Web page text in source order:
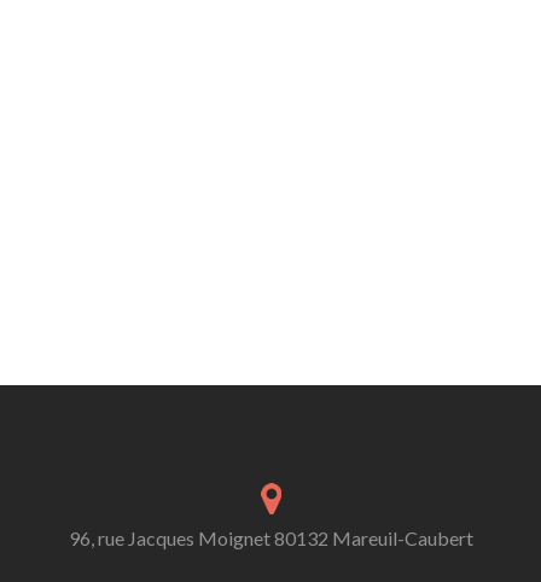
96, rue Jacques Moignet 80132 Mareuil-Caubert